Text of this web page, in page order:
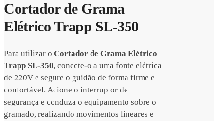
Cortador de Grama
Elétrico Trapp SL-350
Para utilizar o Cortador de Grama Elétrico
Trapp SL-350, conecte-o a uma fonte elétrica
de 220V e segure o guidão de forma firme e
confortável. Acione o interruptor de
segurança e conduza o equipamento sobre o
gramado, realizando movimentos lineares e